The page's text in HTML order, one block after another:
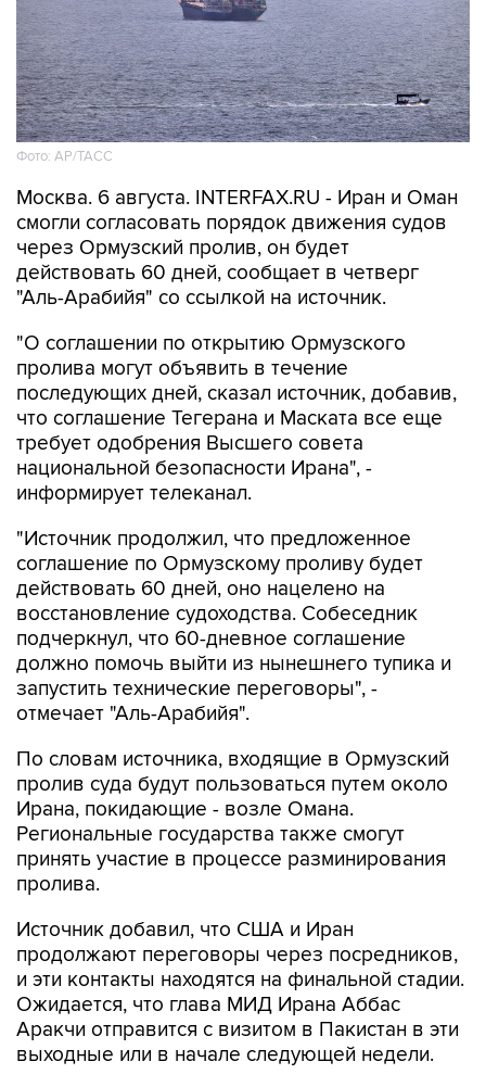
Фото: AP/ТАСС
Москва. 6 августа. INTERFAX.RU - Иран и Оман
смогли согласовать порядок движения судов
через Ормузский пролив, он будет
действовать 60 дней, сообщает в четверг
"Аль-Арабийя" со ссылкой на источник.
"О соглашении по открытию Ормузского
пролива могут объявить в течение
последующих дней, сказал источник, добавив,
что соглашение Тегерана и Маската все еще
требует одобрения Высшего совета
национальной безопасности Ирана", -
информирует телеканал.
"Источник продолжил, что предложенное
соглашение по Ормузскому проливу будет
действовать 60 дней, оно нацелено на
восстановление судоходства. Собеседник
подчеркнул, что 60-дневное соглашение
должно помочь выйти из нынешнего тупика и
запустить технические переговоры", -
отмечает "Аль-Арабийя".
По словам источника, входящие в Ормузский
пролив суда будут пользоваться путем около
Ирана, покидающие - возле Омана.
Региональные государства также смогут
принять участие в процессе разминирования
пролива.
Источник добавил, что США и Иран
продолжают переговоры через посредников,
и эти контакты находятся на финальной стадии.
Ожидается, что глава МИД Ирана Аббас
Аракчи отправится с визитом в Пакистан в эти
выходные или в начале следующей недели.